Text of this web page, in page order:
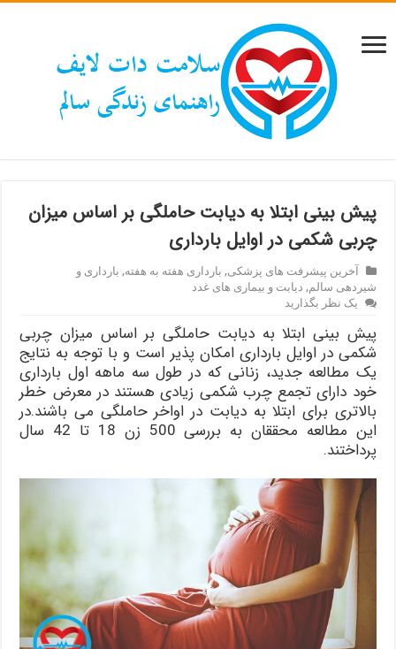
پیش بینی ابتلا به دیابت حاملگی بر اساس میزان
چربی شکمی در اوایل بارداری
آخرین پیشرفت های پزشکی, بارداری هفته به هفته, بارداری و
شیردهی سالم, دیابت و بیماری های غدد
یک نظر بگذارید
پیش بینی ابتلا به دیابت حاملگی بر اساس میزان چربی
شکمی در اوایل بارداری امکان پذیر است و با توجه به نتایج
یک مطالعه جدید، زنانی که در طول سه ماهه اول بارداری
خود دارای تجمع چرب شکمی زیادی هستند در معرض خطر
بالاتری برای ابتلا به دیابت در اواخر حاملگی می باشند.در
این مطالعه محققان به بررسی 500 زن 18 تا 42 سال
پرداختند.